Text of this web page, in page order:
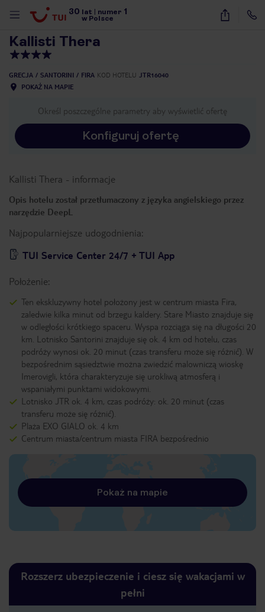
30 lat numer 1
w Polsce
39
Kallisti Thera
GRECJA SANTORINI FIRA KOD HOTELU
JTR16040
POKAŻ NA MAPIE
Określ poszczególne parametry aby wyświetlić ofertę
Konfiguruj ofertę
Kallisti Thera - informacje
Opis hotelu został przetłumaczony z języka angielskiego przez
narzędzie DeepL
Najpopularniejsze udogodnienia:
TUI Service Center 24/7 + TUI App
Położenie:
Ten ekskluzywny hotel położony jest w centrum miasta Fira,
zaledwie kilka minut od brzegu kaldery. Stare Miasto znajduje się
w odległości krótkiego spaceru. Wyspa rozciąga się na długości 20
km. Lotnisko Santorini znajduje się ok. 4 km od hotelu, czas
podróży wynosi ok. 20 minut (czas transferu może się różnić). W
bezpośrednim sąsiedztwie można zwiedzić malowniczą wioskę
Imerovigli, która charakteryzuje się urokliwą atmosferą i
wspaniałymi punktami widokowymi.
Lotnisko JTR ok. 4 km, czas podróży: ok. 20 minut (czas
transferu może się różnić).
Plaża EXO GIALO ok. 4 km
Centrum miasta/centrum miasta FIRA bezpośrednio
Pokaż na mapie
Rozszerz ubezpieczenie i ciesz się wakacjami w
pełni